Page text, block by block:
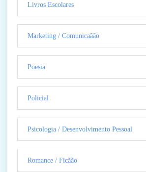
Livros Escolares
Marketing / Comunicaãão
Poesia
Policial
Psicologia / Desenvolvimento Pessoal
Romance / Ficãão